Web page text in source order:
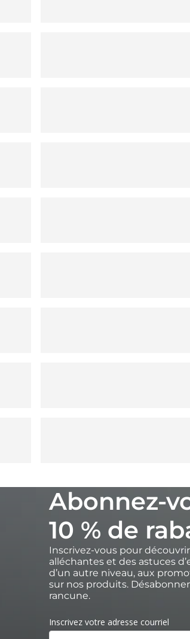
Abonnez-
10 % de
Inscrivez-vous pour
alléchantes et des astuces
d’un autre niveau, aux
sur nos produits.
rancune.